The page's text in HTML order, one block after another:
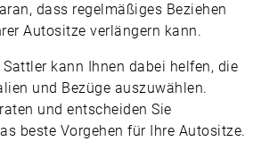
dass regelmäßiges Beziehen
Autositze verlängern kann.
kann Ihnen dabei helfen, die
und Bezüge auszuwählen.
und entscheiden Sie
beste Vorgehen für Ihre Autositze.